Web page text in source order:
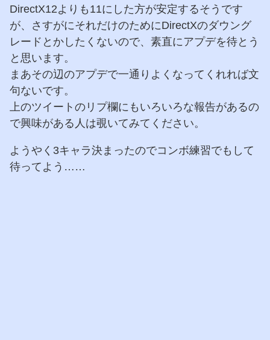
DirectX12よりも11にした方が安定するそうです
が、さすがにそれだけのためにDirectXのダウング
レードとかしたくないので、素直にアプデを待とう
と思います。
まあその辺のアプデで一通りよくなってくれれば文
句ないです。
上のツイートのリプ欄にもいろいろな報告があるの
で興味がある人は覗いてみてください。
ようやく3キャラ決まったのでコンボ練習でもして
待ってよう……